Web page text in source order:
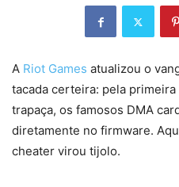
A Riot Games atualizou o
tacada certeira: pela
trapaça, os famosos DMA
diretamente no firmware.
cheater virou tijolo.